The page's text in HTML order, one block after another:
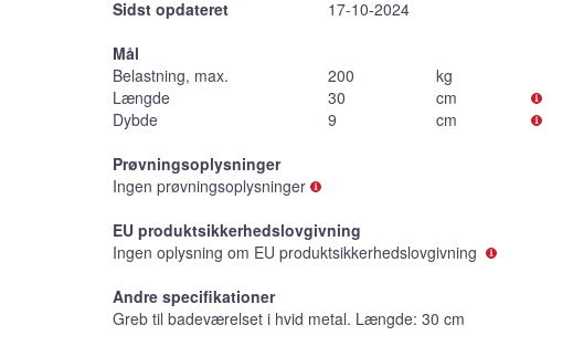
Sidst opdateret
17-10-2024
Mål
Belastning, max.
200
kg
Længde
30
cm
Dybde
9
cm
Prøvningsoplysninger
Ingen prøvningsoplysninger
EU produktsikkerhedslovgivning
Ingen oplysning om EU produktsikkerhedslovgivning
Andre specifikationer
Greb til badeværelset i hvid metal. Længde: 30 cm